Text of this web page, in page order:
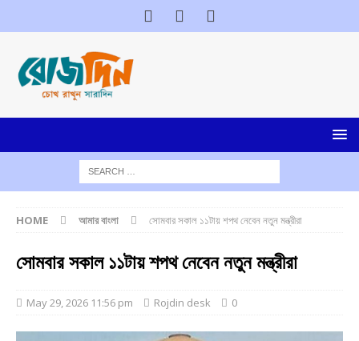
HOME আমার বাংলা সোমবার সকাল ১১টায় শপথ নেবেন নতুন মন্ত্রীরা
সোমবার সকাল ১১টায় শপথ নেবেন নতুন মন্ত্রীরা
May 29, 2026 11:56 pm Rojdin desk 0